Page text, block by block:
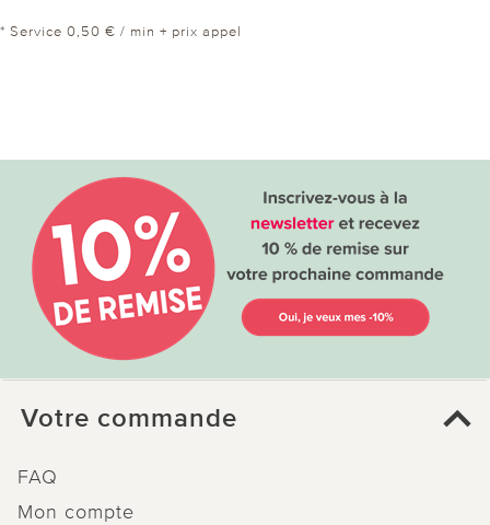
* Service 0,50 € / min + prix appel
Votre commande
FAQ
Mon compte